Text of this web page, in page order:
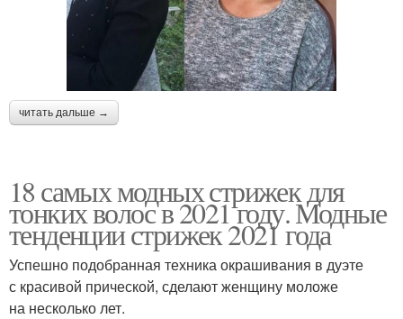
читать дальше →
18 самых модных стрижек для
тонких волос в 2021 году. Модные
тенденции стрижек 2021 года
Успешно подобранная техника окрашивания в дуэте
с красивой прической, сделают женщину моложе
на несколько лет.